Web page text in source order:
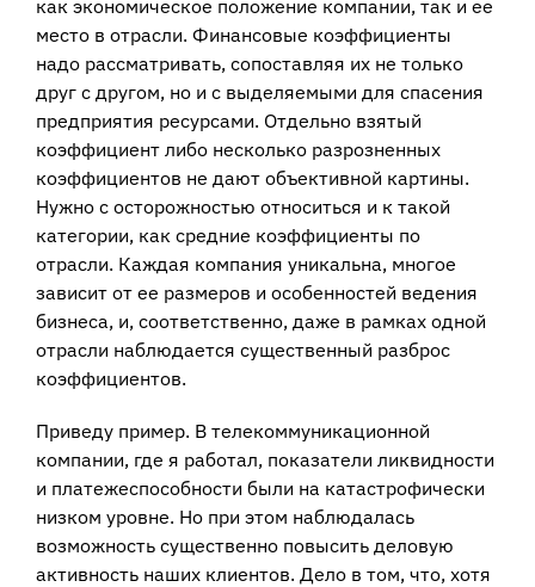
как экономическое положение компании, так и ее
место в отрасли. Финансовые коэффициенты
надо рассматривать, сопоставляя их не только
друг с другом, но и с выделяемыми для спасения
предприятия ресурсами. Отдельно взятый
коэффициент либо несколько разрозненных
коэффициентов не дают объективной картины.
Нужно с осторожностью относиться и к такой
категории, как средние коэффициенты по
отрасли. Каждая компания уникальна, многое
зависит от ее размеров и особенностей ведения
бизнеса, и, соответственно, даже в рамках одной
отрасли наблюдается существенный разброс
коэффициентов.
Приведу пример. В телекоммуникационной
компании, где я работал, показатели ликвидности
и платежеспособности были на катастрофически
низком уровне. Но при этом наблюдалась
возможность существенно повысить деловую
активность наших клиентов. Дело в том, что, хотя